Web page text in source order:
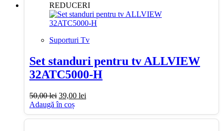
REDUCERI
Suporturi Tv
Set standuri pentru tv ALLVIEW
32ATC5000-H
50,00lei Prețul
inițial
a
fost:
39,00 lei
este:
39,00 lei.
Adaugă în coș